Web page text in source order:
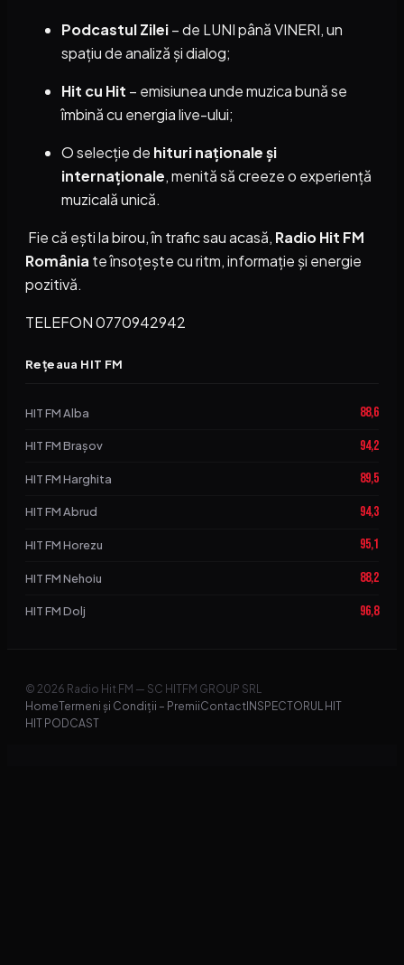
Podcastul Zilei– de LUNI până VINERI, un
spațiu de analiză și dialog;
Hit cu Hit – emisiunea unde muzica bună se
îmbină cu energia live-ului;
O selecție de hituri naționale și
internaționale, menită să creeze o experiență
muzicală unică.
Fie că ești la birou, în trafic sau acasă, Radio Hit FM
România te însoțește cu ritm, informație și energie
pozitivă.
TELEFON 0770942942
Rețeaua HIT FM
HIT FM Alba 88,6
HIT FM Brașov 94,2
HIT FM Harghita 89,5
HIT FM Abrud 94,3
HIT FM Horezu 95,1
HIT FM Nehoiu 88,2
HIT FM Dolj 96,8
© 2026 Radio Hit FM — SC HITFM GROUP SRL
HomeTermeni și Condiții – PremiiContact INSPECTORUL HIT
HIT PODCAST